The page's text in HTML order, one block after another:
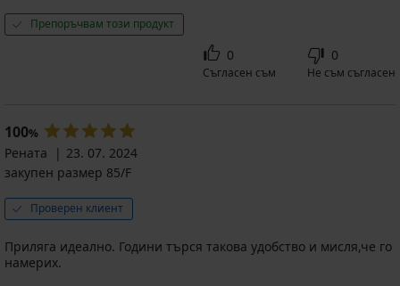
Препоръчвам този продукт
0
Съгласен съм
0
Не съм съгласен
100%
Рената
23. 07. 2024
закупен размер 85/F
Проверен клиент
Приляга идеално. Години търся такова удобство и мисля,че го
намерих.